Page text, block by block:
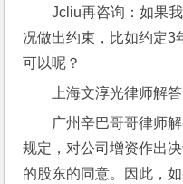
Jcliu再咨询：如果
况做出约束，比如约定3
可以呢？
上海文淳光律师解
广州辛巴哥哥律师
规定，对公司增资作出
的股东的同意。因此，